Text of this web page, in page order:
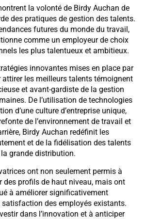
la volonté de Birdy Auchan de
des pratiques de gestion des talents.
futures du monde du travail,
comme un employeur de choix
les plus talentueux et ambitieux.
innovantes mises en place par
attirer les meilleurs talents témoignent
et avant-gardiste de la gestion
De l’utilisation de technologies
d’une culture d’entreprise unique,
de l’environnement de travail et
Birdy Auchan redéfinit les
et de la fidélisation des talents
grande distribution.
ont non seulement permis à
des profils de haut niveau, mais ont
à améliorer significativement
satisfaction des employés existants.
dans l’innovation et à anticiper